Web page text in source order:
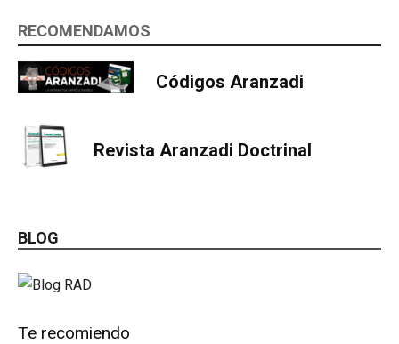
RECOMENDAMOS
Códigos Aranzadi
Revista Aranzadi Doctrinal
BLOG
Te recomiendo